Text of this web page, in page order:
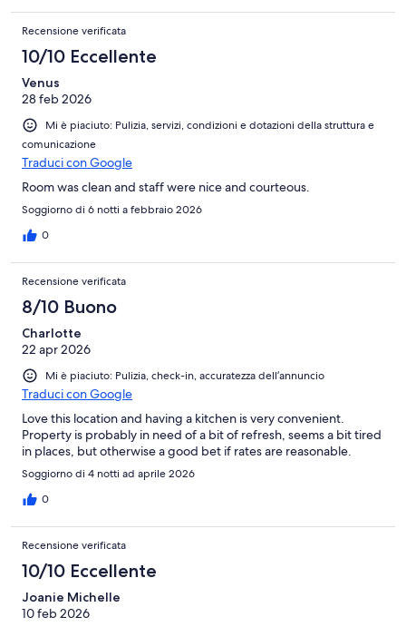
Recensione verificata
10/10 Eccellente
Venus
28 feb 2026
Mi è piaciuto: Pulizia, servizi, condizioni e dotazioni della struttura e
comunicazione
Traduci con Google
Room was clean and staff were nice and courteous.
Soggiorno di 6 notti a febbraio 2026
0
Recensione verificata
8/10 Buono
Charlotte
22 apr 2026
Mi è piaciuto: Pulizia, check-in, accuratezza dell’annuncio
Traduci con Google
Love this location and having a kitchen is very convenient.
Property is probably in need of a bit of refresh, seems a bit tired
in places, but otherwise a good bet if rates are reasonable.
Soggiorno di 4 notti ad aprile 2026
0
Recensione verificata
10/10 Eccellente
Joanie Michelle
10 feb 2026